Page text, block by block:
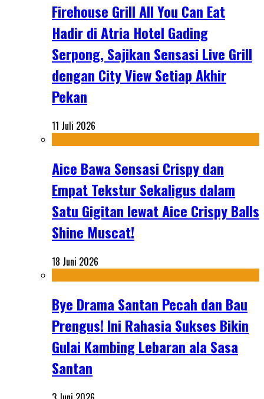
Firehouse Grill All You Can Eat
Hadir di Atria Hotel Gading
Serpong, Sajikan Sensasi Live Grill
dengan City View Setiap Akhir
Pekan
11 Juli 2026
Aice Bawa Sensasi Crispy dan
Empat Tekstur Sekaligus dalam
Satu Gigitan lewat Aice Crispy Balls
Shine Muscat!
18 Juni 2026
Bye Drama Santan Pecah dan Bau
Prengus! Ini Rahasia Sukses Bikin
Gulai Kambing Lebaran ala Sasa
Santan